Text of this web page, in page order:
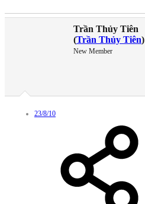
Trần Thủy Tiên
(Trần Thủy Tiên)
New Member
23/8/10